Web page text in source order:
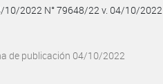
10/2022 N° 79648/22 v. 04/10/2022
de publicación 04/10/2022